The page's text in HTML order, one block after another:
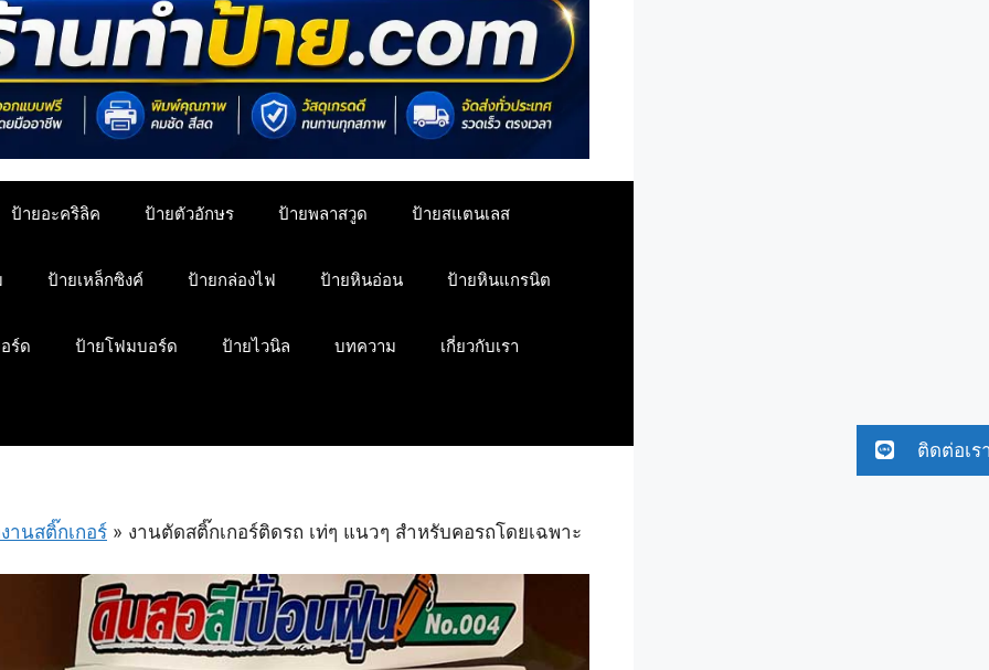
ป้ายอะคริลิค ป้ายตัวอักษร ป้ายพลาสวูด ป้ายสแตนเลส
ป้ายเหล็กซิงค์ ป้ายกล่องไฟ ป้ายหินอ่อน ป้ายหินแกรนิต
ร์ด ป้ายโฟมบอร์ด ป้ายไวนิล บทความ เกี่ยวกับเรา
านสติ๊กเกอร์ » งานตัดสติ๊กเกอร์ติดรถ เท่ๆ แนวๆ สำหรับคอรถโดยเฉพาะ
ติดต่อเร